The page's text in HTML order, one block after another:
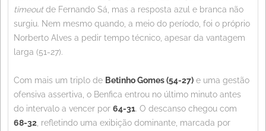
timeoutde Fernando Sá, mas a resposta azul e branca não
surgiu. Nem mesmo quando, a meio do período, foi o próprio
Norberto Alves a pedir tempo técnico, apesar da vantagem
larga (51-27).
Com mais um triplo de Betinho Gomes (54-27) e uma gestão
ofensiva assertiva, o Benfica entrou no último minuto antes
do intervalo a vencer por 64-31. O descanso chegou com
68-32 , refletindo uma exibição dominante, marcada por